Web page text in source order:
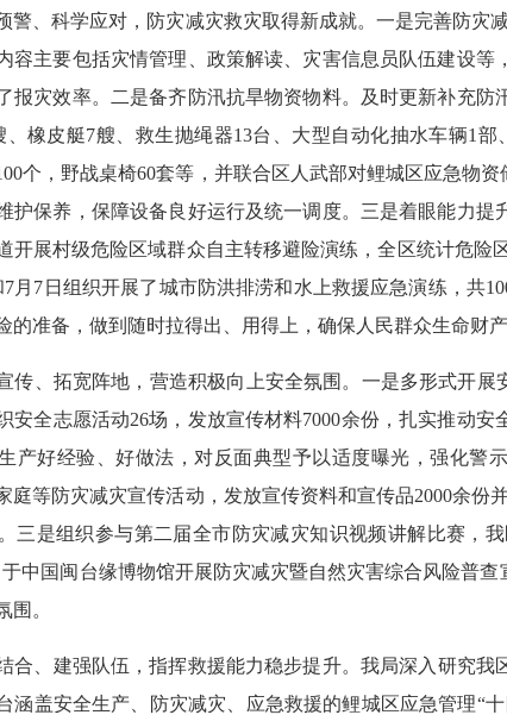
警、科学应对，防灾减灾救灾取得新成就。 一是完善防灾
容主要包括灾情管理、政策解读、灾害信息员队伍建设
报灾效率。二是备齐防汛抗旱物资物料。及时更新补充
、橡皮艇7艘、救生抛绳器13台、大型自动化抽水车辆1
个，野战桌椅60套等，并联合区人武部对鲤城区应急物
护保养，保障设备良好运行及统一调度。三是着眼能力
开展村级危险区域群众自主转移避险演练，全区统计危
7月7日组织开展了城市防洪排涝和水上救援应急演练，
的准备，做到随时拉得出、用得上，确保人民群众生命财产
传、拓宽阵地，营造积极向上安全氛围。 一是多形式开展
安全志愿活动26场，发放宣传材料7000余份，扎实推动
产好经验、好做法，对反面典型予以适度曝光，强化警
庭等防灾减灾宣传活动，发放宣传资料和宣传品2000余
三是组织参与第二届全市防灾减灾知识视频讲解比赛，
中国闽台缘博物馆开展防灾减灾暨自然灾害综合风险普
围。
合、建强队伍，指挥救援能力稳步提升。 我局深入研究我
涵盖安全生产、防灾减灾、应急救援的鲤城区应急管理“